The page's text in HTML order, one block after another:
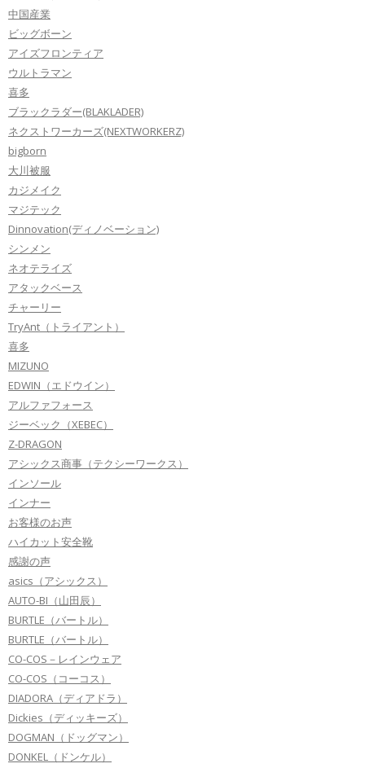
中国産業
ビッグボーン
アイズフロンティア
ウルトラマン
喜多
ブラックラダー(BLAKLADER)
ネクストワーカーズ(NEXTWORKERZ)
bigborn
大川被服
カジメイク
マジテック
Dinnovation(ディノベーション)
シンメン
ネオテライズ
アタックベース
チャーリー
TryAnt（トライアント）
喜多
MIZUNO
EDWIN（エドウイン）
アルファフォース
ジーベック（XEBEC）
Z-DRAGON
アシックス商事（テクシーワークス）
インソール
インナー
お客様のお声
ハイカット安全靴
感謝の声
asics（アシックス）
AUTO-BI（山田辰）
BURTLE（バートル）
BURTLE（バートル）
CO-COS－レインウェア
CO-COS（コーコス）
DIADORA（ディアドラ）
Dickies（ディッキーズ）
DOGMAN（ドッグマン）
DONKEL（ドンケル）